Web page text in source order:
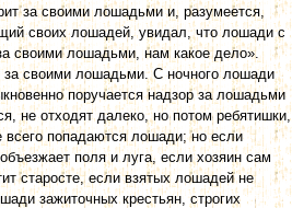
за своими лошадьми и, разумеется,
своих лошадей, увидал, что лошади с
своими лошадьми, нам какое дело».
за своими лошадьми. С ноч­ного лошади
поручается надзор за лошадьми
не отходят далеко, но потом ребятишки,
попадаются лошади; но если
поля и луга, если хозяин сам
старосте, если взятых лошадей не
зажиточных крестьян, строгих